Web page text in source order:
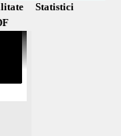
Statistici